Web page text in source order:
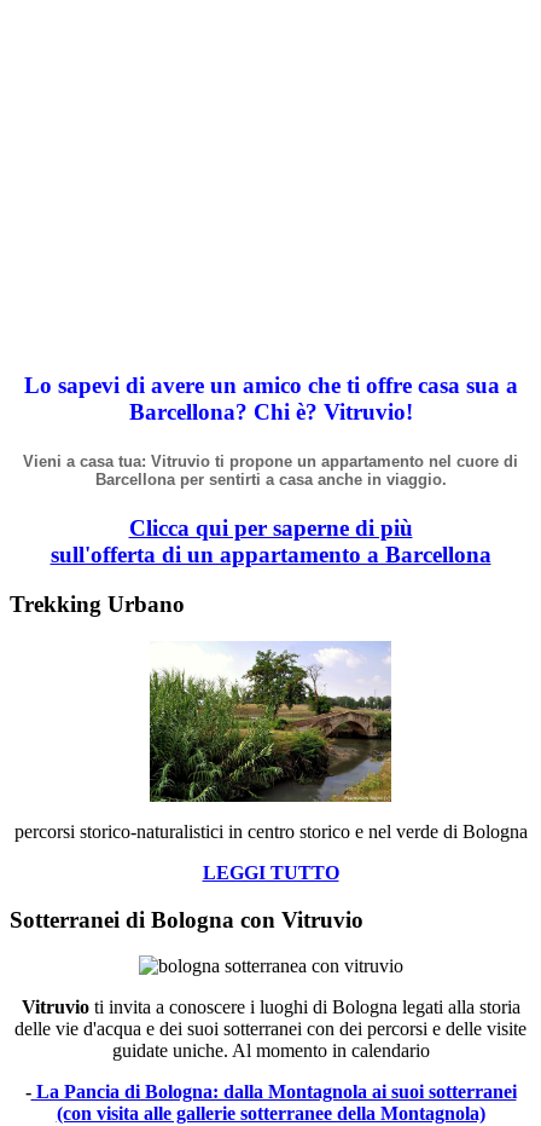
Lo sapevi di avere un amico che ti offre casa sua a
Barcellona? Chi è? Vitruvio!
Vieni a casa tua: Vitruvio ti propone un appartamento nel cuore di
Barcellona per sentirti a casa anche in viaggio.
Clicca qui per saperne di più
sull'offerta di un appartamento a Barcellona
Trekking Urbano
percorsi storico-naturalistici in centro storico e nel verde di Bologna
LEGGI TUTTO
Sotterranei di Bologna con Vitruvio
Vitruvioti invita a conoscere i luoghi di Bologna legati alla storia
delle vie d'acqua e dei suoi sotterranei con dei percorsi e delle visite
guidate uniche. Al momento in calendario
-La Pancia di Bologna: dalla Montagnola ai suoi sotterranei
(con visita alle gallerie sotterranee della Montagnola)